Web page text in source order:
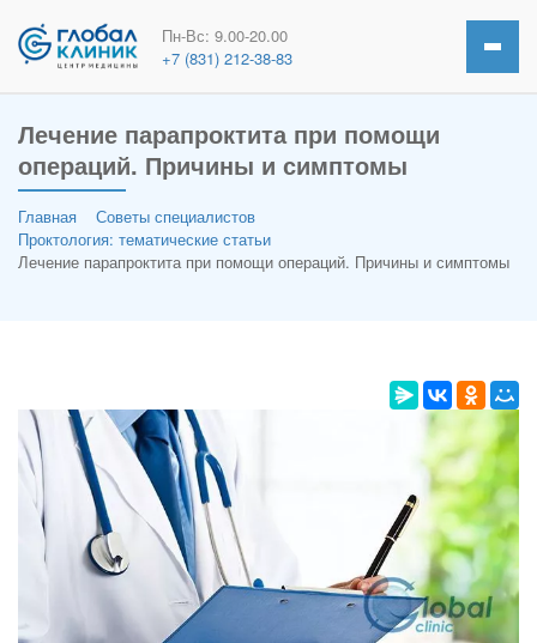
Пн-Вс: 9.00-20.00
+7 (831) 212-38-83
Лечение парапроктита при помощи
операций. Причины и симптомы
Главная
Советы специалистов
Проктология: тематические статьи
Лечение парапроктита при помощи операций. Причины и симптомы